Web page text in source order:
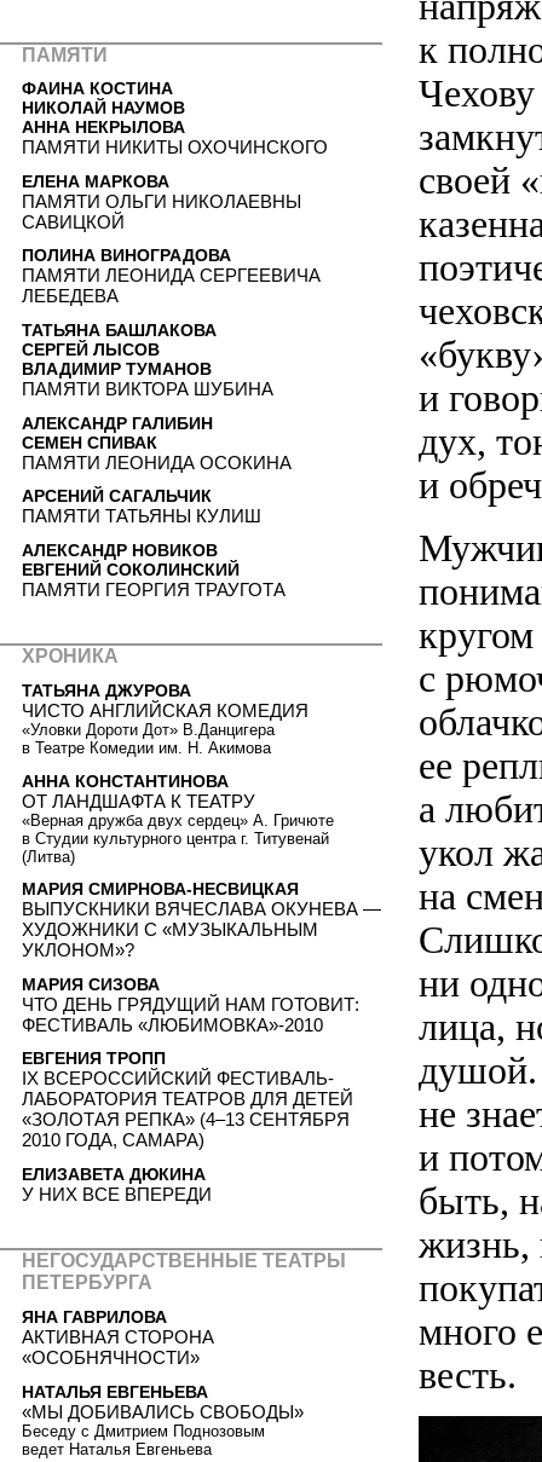
к
своей
и
дух,
и
с
ее
а
укол
на
ни
лица,
душой.
не
и
быть,
жизнь,
много
весть.
ПАМЯТИ
ФАИНА КОСТИНА
НИКОЛАЙ НАУМОВ
АННА НЕКРЫЛОВА
ПАМЯТИ НИКИТЫ ОХОЧИНСКОГО
ЕЛЕНА МАРКОВА
ПАМЯТИ ОЛЬГИ НИКОЛАЕВНЫ
САВИЦКОЙ
ПОЛИНА ВИНОГРАДОВА
ПАМЯТИ ЛЕОНИДА СЕРГЕЕВИЧА
ЛЕБЕДЕВА
ТАТЬЯНА БАШЛАКОВА
СЕРГЕЙ ЛЫСОВ
ВЛАДИМИР ТУМАНОВ
ПАМЯТИ ВИКТОРА ШУБИНА
АЛЕКСАНДР ГАЛИБИН
СЕМЕН СПИВАК
ПАМЯТИ ЛЕОНИДА ОСОКИНА
АРСЕНИЙ САГАЛЬЧИК
ПАМЯТИ ТАТЬЯНЫ КУЛИШ
АЛЕКСАНДР НОВИКОВ
ЕВГЕНИЙ СОКОЛИНСКИЙ
ПАМЯТИ ГЕОРГИЯ ТРАУГОТА
ХРОНИКА
ТАТЬЯНА ДЖУРОВА
ЧИСТО АНГЛИЙСКАЯ КОМЕДИЯ
«Уловки Дороти Дот» В.Данцигера
в Театре Комедии им. Н. Акимова
АННА КОНСТАНТИНОВА
ОТ ЛАНДШАФТА К ТЕАТРУ
«Верная дружба двух сердец» А. Гричюте
в Студии культурного центра г. Титувенай
(Литва)
МАРИЯ СМИРНОВА-НЕСВИЦКАЯ
ВЫПУСКНИКИ ВЯЧЕСЛАВА ОКУНЕВА —
ХУДОЖНИКИ С «МУЗЫКАЛЬНЫМ
УКЛОНОМ»?
МАРИЯ СИЗОВА
ЧТО ДЕНЬ ГРЯДУЩИЙ НАМ ГОТОВИТ:
ФЕСТИВАЛЬ «ЛЮБИМОВКА»-2010
ЕВГЕНИЯ ТРОПП
IX ВСЕРОССИЙСКИЙ ФЕСТИВАЛЬ-
ЛАБОРАТОРИЯ ТЕАТРОВ ДЛЯ ДЕТЕЙ
«ЗОЛОТАЯ РЕПКА» (4–13 СЕНТЯБРЯ
2010 ГОДА, САМАРА)
ЕЛИЗАВЕТА ДЮКИНА
У НИХ ВСЕ ВПЕРЕДИ
НЕГОСУДАРСТВЕННЫЕ ТЕАТРЫ
ПЕТЕРБУРГА
ЯНА ГАВРИЛОВА
АКТИВНАЯ СТОРОНА
«ОСОБНЯЧНОСТИ»
НАТАЛЬЯ ЕВГЕНЬЕВА
«МЫ ДОБИВАЛИСЬ СВОБОДЫ»
Беседу с Дмитрием Поднозовым
ведет Наталья Евгеньева